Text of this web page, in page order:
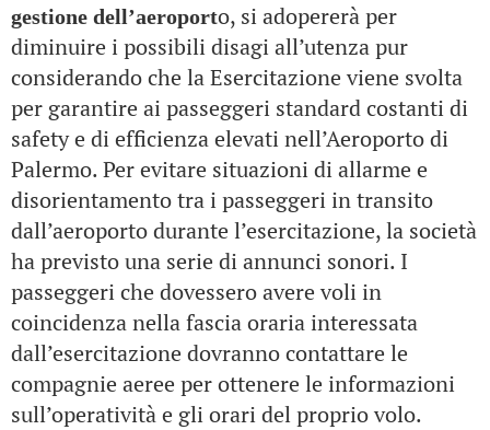
gestione dell’aeroporto, si adopererà per
diminuire i possibili disagi all’utenza pur
considerando che la Esercitazione viene svolta
per garantire ai passeggeri standard costanti di
safety e di efficienza elevati nell’Aeroporto di
Palermo. Per evitare situazioni di allarme e
disorientamento tra i passeggeri in transito
dall’aeroporto durante l’esercitazione, la società
ha previsto una serie di annunci sonori. I
passeggeri che dovessero avere voli in
coincidenza nella fascia oraria interessata
dall’esercitazione dovranno contattare le
compagnie aeree per ottenere le informazioni
sull’operatività e gli orari del proprio volo.